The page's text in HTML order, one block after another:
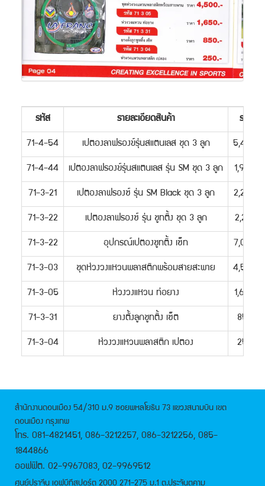
รหัส รายละเอียดสินค้า ราคา
71-4-54 เปตองลาฟรองข์รุ่นสแตนเลส ชุด 3 ลูก 5,400.-
71-4-44 เปตองลาฟรองข์รุ่นสแตนเลส รุ่น SM ชุด 3 ลูก 1,950.-
71-3-21 เปตองลาฟรองซ์ รุ่น SM Black ชุด 3 ลูก 2,200.-
71-3-22 เปตองลาฟรองซ์ รุ่น ชูทติ้ง ชุด 3 ลูก 2,200-
71-3-22 อุปกรณ์เปตองชูทติ้ง เซ็ท 7,000.-
71-3-03 ชุดห่วงวงแหวนพลาสติกพร้อมสายสะพาย 4,500.-
71-3-05 ห่วงวงแหวน ท่อยาง 1,650.-
71-3-31 ยางตั้งลูกชูทติ้ง เซ็ต 850.-
71-3-04 ห่วงวงแหวนพลาสติก เปตอง 250.-
สำนักงานดอนเมือง 54/310 ม.9 ซอยพหลโยธิน 73 แขวงสนามบิน เขต
ดอนเมือง กรุงเทพ
โทร. 081-4821451, 086-3212257, 086-3212256, 085-
1844866
ออฟฟิต. 02-9967083, 02-9969512
ศูนย์ปราจีน เอฟบีทีสปอร์ต 2000 271-275 ม.1 ต.ประจันตคาม